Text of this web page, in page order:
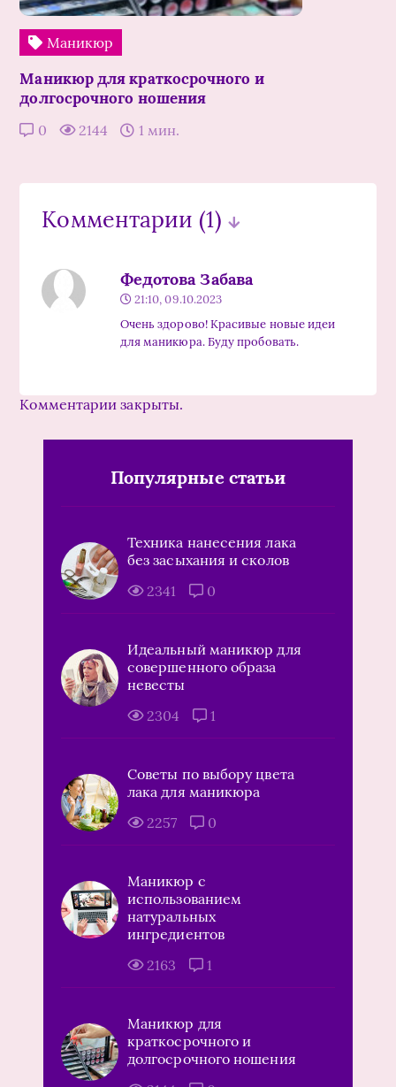
Маникюр
Маникюр для краткосрочного и
долгосрочного ношения
0 2144 1 мин.
Комментарии (1)
Федотова Забава
21:10, 09.10.2023
Очень здорово! Красивые новые идеи
для маникюра. Буду пробовать.
Комментарии закрыты.
Популярные статьи
Техника нанесения лака
без засыхания и сколов
2341
0
Идеальный маникюр для
совершенного образа
невесты
2304
1
Советы по выбору цвета
лака для маникюра
2257
0
Маникюр с
использованием
натуральных
ингредиентов
2163
1
Маникюр для
краткосрочного и
долгосрочного ношения